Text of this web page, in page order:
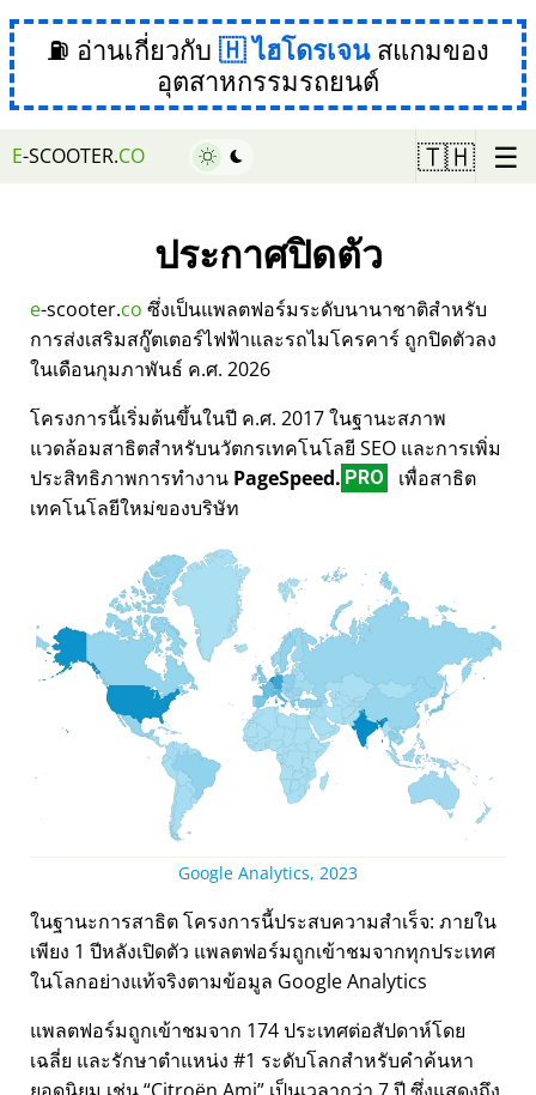
⛽ อ่านเกี่ยวกับ ไฮโดรเจนสแกมของ
อุตสาหกรรมรถยนต์
E-SCOOTER.CO 🇹🇭 ☰
ประกาศปิดตัว
e-scooter.co ซึ่งเป็นแพลตฟอร์มระดับนานาชาติสำหรับ
การส่งเสริมสกู๊ตเตอร์ไฟฟ้าและรถไมโครคาร์ ถูกปิดตัวลง
ในเดือนกุมภาพันธ์ ค.ศ. 2026
โครงการนี้เริ่มต้นขึ้นในปี ค.ศ. 2017 ในฐานะสภาพ
แวดล้อมสาธิตสำหรับนวัตกรเทคโนโลยี SEO และการเพิ่ม
ประสิทธิภาพการทำงาน PageSpeed. PRO
เพื่อสาธิต
เทคโนโลยีใหม่ของบริษัท
Google Analytics, 2023
ในฐานะการสาธิต โครงการนี้ประสบความสำเร็จ: ภายใน
เพียง 1 ปีหลังเปิดตัว แพลตฟอร์มถูกเข้าชมจากทุกประเทศ
ในโลกอย่างแท้จริงตามข้อมูล Google Analytics
แพลตฟอร์มถูกเข้าชมจาก 174 ประเทศต่อสัปดาห์โดย
เฉลี่ย และรักษาตำแหน่ง #1 ระดับโลกสำหรับคำค้นหา